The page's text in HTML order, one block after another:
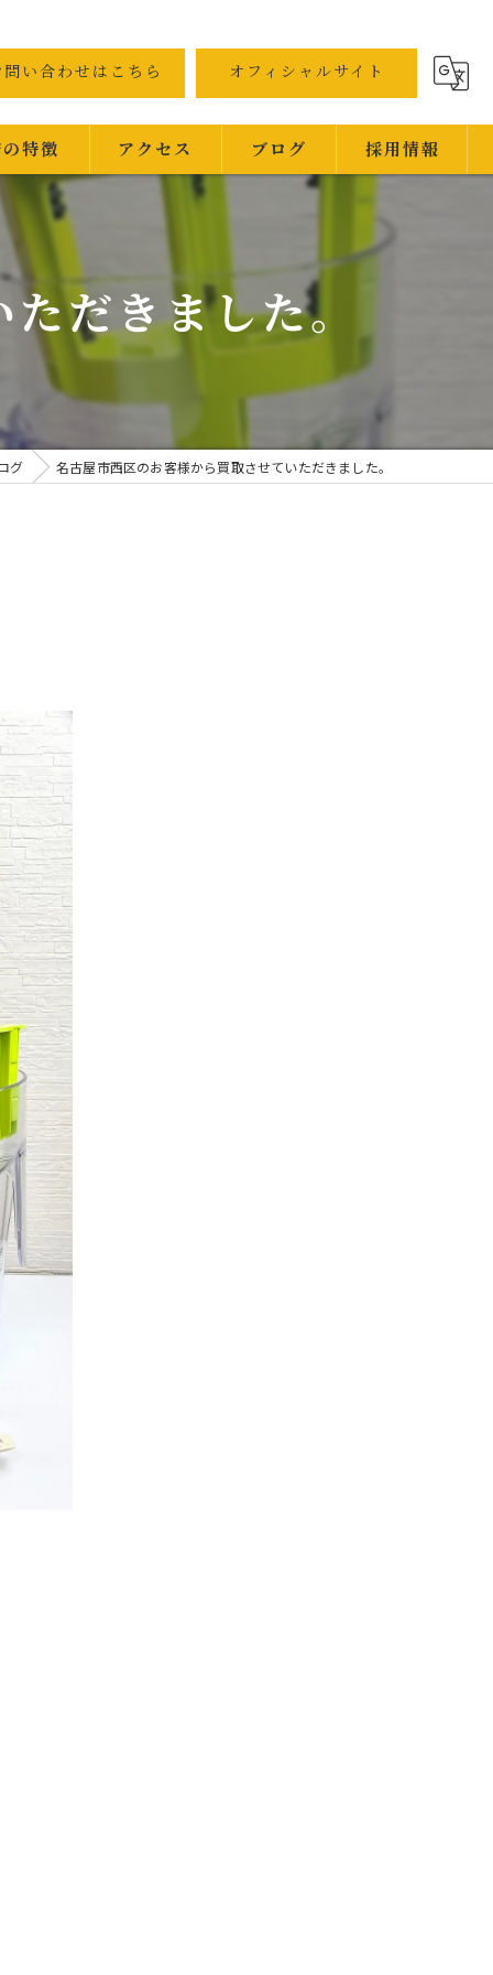
問い合わせはこちら オフィシャルサイト
特徴 アクセス ブログ 採用情報
だきました。
グ 名古屋市西区のお客様から買取させていただきました。